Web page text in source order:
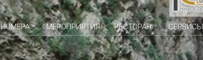
НОМЕРА МЕРОПРИЯТИЯ РЕСТОРАН СЕРВИСЫ